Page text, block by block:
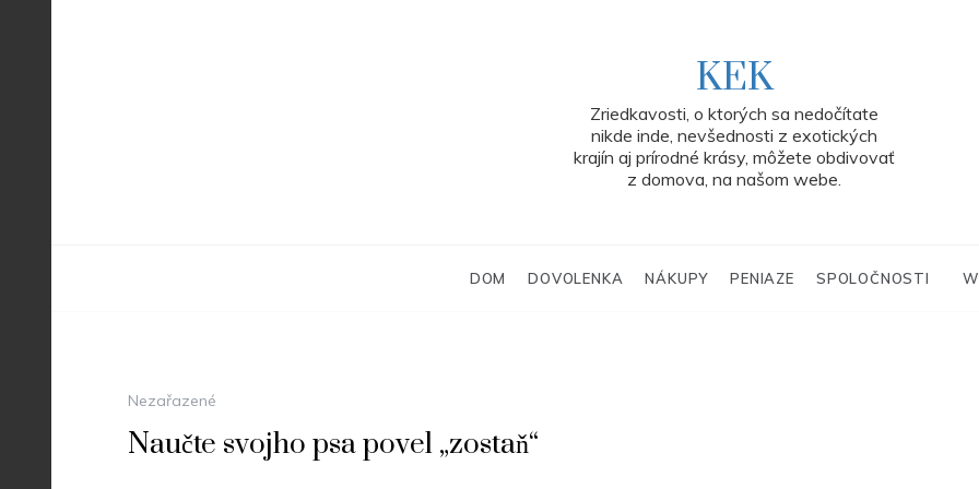
KEK
Zriedkavosti, o ktorých sa nedočítate
nikde inde, nevšednosti z exotických
krajín aj prírodné krásy, môžete obdivovať
z domova, na našom webe.
DOM DOVOLENKA NÁKUPY PENIAZE SPOLOČNOSTI
Nezařazené
Naučte svojho psa povel „zostaň“